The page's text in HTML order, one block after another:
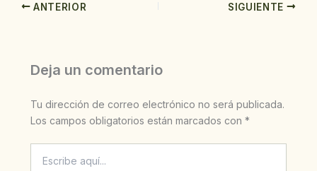
ANTERIOR SIGUIENTE
Deja un comentario
Tu dirección de correo electrónico no será publicada.
Los campos obligatorios están marcados con *
aquí...